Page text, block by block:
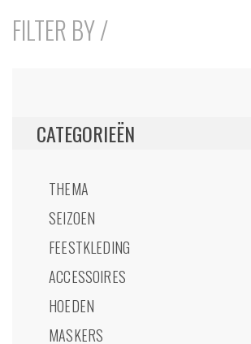
FILTER BY /
CATEGORIEËN
THEMA
SEIZOEN
FEESTKLEDING
ACCESSOIRES
HOEDEN
MASKERS